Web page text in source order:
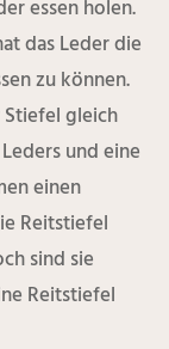
essen holen.
das Leder die
zu können.
Stiefel gleich
und eine
einen
Reitstiefel
sind sie
Reitstiefel